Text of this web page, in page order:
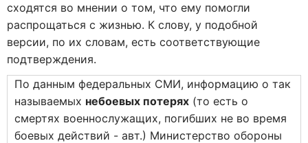
сходятся во мнении о том, что ему помогли
распрощаться с жизнью. К слову, у подобной
версии, по их словам, есть соответствующие
подтверждения.
По данным федеральных СМИ, информацию о так
называемых небоевых потерях (то есть о
смертях военнослужащих, погибших не во время
боевых действий - авт.) Министерство обороны